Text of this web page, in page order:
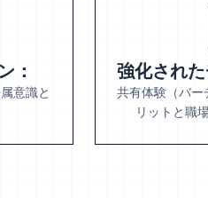
：
意識と
強化され
共有体験（バー
リットと職